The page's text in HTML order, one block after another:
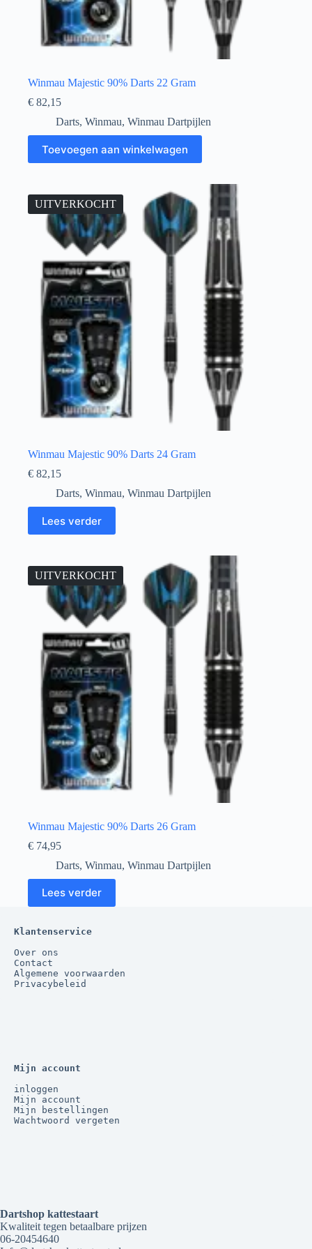
Winmau Majestic 90% Darts 22 Gram
€ 82,15
Darts, Winmau, Winmau Dartpijlen
Toevoegen aan winkelwagen
UITVERKOCHT
Winmau Majestic 90% Darts 24 Gram
€ 82,15
Darts, Winmau, Winmau Dartpijlen
Lees verder
UITVERKOCHT
Winmau Majestic 90% Darts 26 Gram
€ 74,95
Darts, Winmau, Winmau Dartpijlen
Lees verder
Klantenservice
Over ons
Contact
Algemene voorwaarden
Privacybeleid
Mijn account
inloggen
Mijn account
Mijn bestellingen
Wachtwoord vergeten
Dartshop kattestaart
Kwaliteit tegen betaalbare prijzen
06-20454640